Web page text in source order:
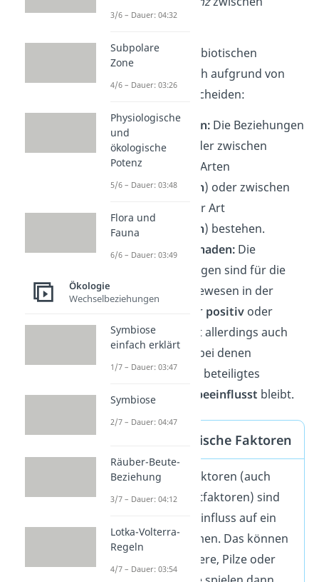
Lebewesen.
Die verschiedenen biotischen
Faktoren lassen sich aufgrund von
Merkmalen unterscheiden:
Beteiligte Arten: Die Beziehungen
können entwederzwischen
verschiedenen Arten
(interspezifisch) oder zwischen
Individuen einer Art
(intraspezifisch) bestehen.
Nutzen und Schaden: Die
Wechselwirkungen sind für die
beteiligten Lebewesen in der
Regel entweder positiv oder
negativ
. Es gibt allerdings auch
Interaktionen, bei denen
mindestens ein beteiligtes
Lebewesen
unbeeinflusst bleibt.
Definition Biotische Faktoren
Die biotischen Faktoren (auch
biotische Umweltfaktoren) sind
Lebewesen, die Einfluss auf ein
Ökosystem nehmen. Das können
beispielsweise Tiere, Pilze oder
3/6 – Dauer: 04:32
Subpolare
Zone
4/6 – Dauer: 03:26
Physiologische
und
ökologische
Potenz
5/6 – Dauer: 03:48
Flora und
Fauna
6/6 – Dauer: 03:49
Ökologie
Wechselbeziehungen
Symbiose
einfach erklärt
1/7 – Dauer: 03:47
Symbiose
2/7 – Dauer: 04:47
Räuber-Beute-
Beziehung
3/7 – Dauer: 04:12
Lotka-Volterra-
Regeln
4/7 – Dauer: 03:54